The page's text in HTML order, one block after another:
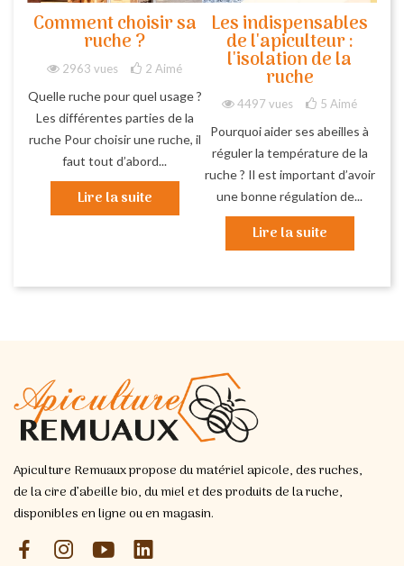
Comment choisir sa
ruche ?
2963 vues 2 Aimé
Quelle ruche pour quel usage ?
Les différentes parties de la
ruche Pour choisir une ruche, il
faut tout d’abord...
Lire la suite
Les indispensables
de l'apiculteur :
l'isolation de la
ruche
4497 vues 5 Aimé
Pourquoi aider ses abeilles à
réguler la température de la
ruche ? Il est important d’avoir
une bonne régulation de...
Lire la suite
Apiculture Remuaux propose du matériel apicole, des ruches,
de la cire d’abeille bio, du miel et des produits de la ruche,
disponibles en ligne ou en magasin.